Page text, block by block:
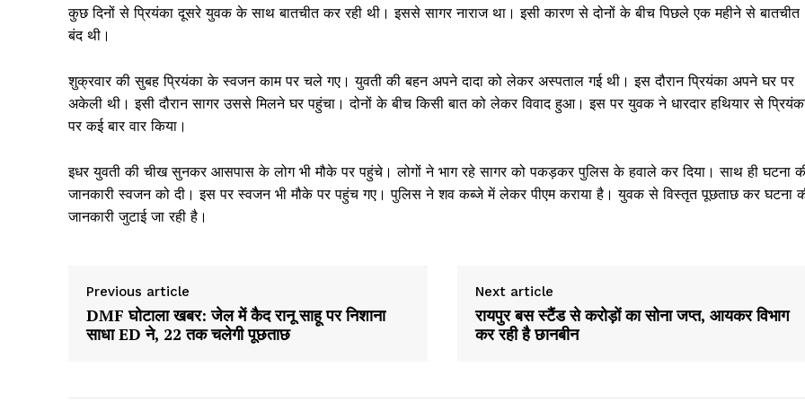
कुछ दिनों से प्रियंका दूसरे युवक के साथ बातचीत कर रही थी। इससे सागर नाराज था। इसी कारण से दोनों के बीच पिछले एक महीने से बातचीत
बंद थी।
शुक्रवार की सुबह प्रियंका के स्वजन काम पर चले गए। युवती की बहन अपने दादा को लेकर अस्पताल गई थी। इस दौरान प्रियंका अपने घर पर
अकेली थी। इसी दौरान सागर उससे मिलने घर पहुंचा। दोनों के बीच किसी बात को लेकर विवाद हुआ। इस पर युवक ने धारदार हथियार से
पर कई बार वार किया।
इधर युवती की चीख सुनकर आसपास के लोग भी मौके पर पहुंचे। लोगों ने भाग रहे सागर को पकड़कर पुलिस के हवाले कर दिया। साथ ही घटना
जानकारी स्वजन को दी। इस पर स्वजन भी मौके पर पहुंच गए। पुलिस ने शव कब्जे में लेकर पीएम कराया है। युवक से विस्तृत पूछताछ कर घटना
जानकारी जुटाई जा रही है।
Previous article
DMF घोटाला खबर: जेल में कैद रानू साहू पर निशाना
साधा ED ने, 22 तक चलेगी पूछताछ
Next article
रायपुर बस स्टैंड से करोड़ों का सोना जप्त, आयकर विभाग
कर रही है छानबीन